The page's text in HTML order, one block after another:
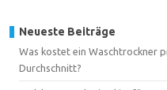
Neueste Beiträge
Was kostet ein Waschtrockner
Durchschnitt?